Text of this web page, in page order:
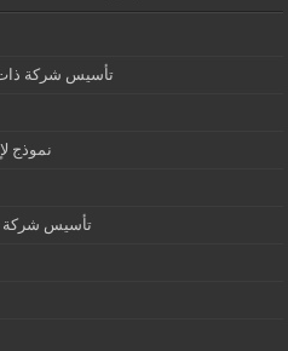
تأسيس شركة ذات
نموذج
تأسيس شركة